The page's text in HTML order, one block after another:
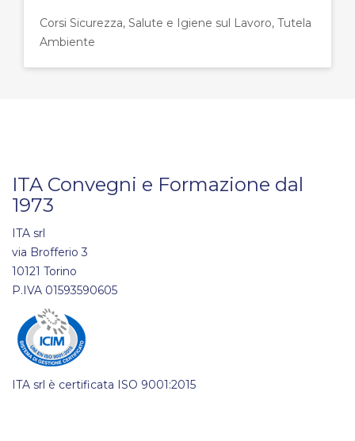
Corsi Sicurezza, Salute e Igiene sul Lavoro, Tutela
Ambiente
ITA Convegni e Formazione dal
1973
ITA srl
via Brofferio 3
10121 Torino
P.IVA 01593590605
ITA srl è certificata ISO 9001:2015